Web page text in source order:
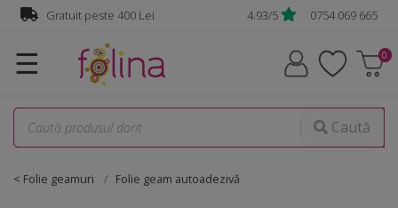
Gratuit peste 400 Lei 4.93/5 0754 069 665
☰
Caută
< Folie geamuri Folie geam autoadezivă